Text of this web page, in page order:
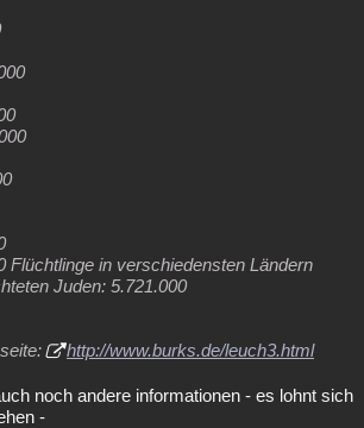
Flüchtlinge in verschiedensten Ländern
Juden: 5.721.000
http://www.burks.de/leuch3.html
noch andere informationen - es lohnt sich
-